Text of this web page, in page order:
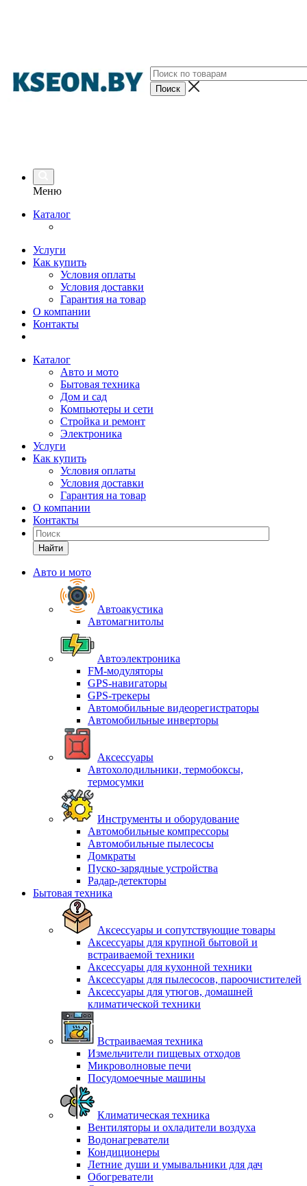
Меню
Каталог
Услуги
Как купить
Условия оплаты
Условия доставки
Гарантия на товар
О компании
Контакты
Каталог
Авто и мото
Бытовая техника
Дом и сад
Компьютеры и сети
Стройка и ремонт
Электроника
Услуги
Как купить
Условия оплаты
Условия доставки
Гарантия на товар
О компании
Контакты
Найти
Авто и мото
Автоакустика
Автомагнитолы
Автоэлектроника
FM-модуляторы
GPS-навигаторы
GPS-трекеры
Автомобильные видеорегистраторы
Автомобильные инверторы
Аксессуары
Автохолодильники, термобоксы,
термосумки
Инструменты и оборудование
Автомобильные компрессоры
Автомобильные пылесосы
Домкраты
Пуско-зарядные устройства
Радар-детекторы
Бытовая техника
Аксессуары и сопутствующие товары
Аксессуары для крупной бытовой и
встраиваемой техники
Аксессуары для кухонной техники
Аксессуары для пылесосов, пароочистителей
Аксессуары для утюгов, домашней
климатической техники
Встраиваемая техника
Измельчители пищевых отходов
Микроволновые печи
Посудомоечные машины
Климатическая техника
Вентиляторы и охладители воздуха
Водонагреватели
Кондиционеры
Летние души и умывальники для дач
Обогреватели